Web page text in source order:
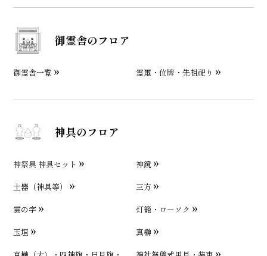
御霊舎のフロア
御霊舎一覧 霊璽・位牌・先祖祀り
神具のフロア
神祭具 神具セット
神鏡
土器（神具等）
三方
雲の字
灯籠・ローソク
玉垣
真榊